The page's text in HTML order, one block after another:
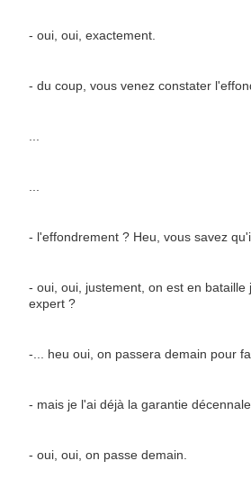
- oui, oui, exactement.
- du coup, vous venez constater
- l'effondrement ? Heu, vous savez
- oui, oui, justement, on est en
expert ?
-... heu oui, on passera demain pour
- mais je l'ai déjà la garantie
- oui, oui, on passe demain.